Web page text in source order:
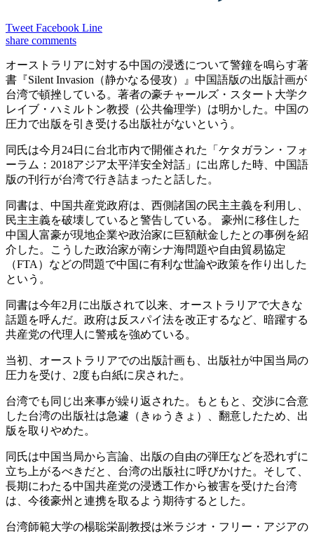
Tweet Facebook Line
share comments
オーストラリアに対する中国の浸透について警鐘を鳴らす著
書『Silent Invasion（静かなる侵攻）』中国語版の出版計画が
台湾で頓挫している。著者の豪チャールズ・スタート大学ク
レイブ・ハミルトン教授（公共倫理学）は明かした。中国の
圧力で出版を引き受ける出版社がないという。
同氏は今月24日に台北市内で開催された「ケタガラン・フォ
ーラム：2018アジア太平洋安全対話」に出席した時、中国語
版の刊行が台湾で行き詰まったと話した。
同書は、中国共産党政府は、西側諸国の民主主義を利用し、
民主主義を破壊していると警告している。 豪州に移住した
中国人富豪が現地企業や政治家に巨額献金したとの事例を紹
介した。こうした政治家が南シナ海問題や自由貿易協定
（FTA）などの問題で中国に有利な世論や政策を作り出した
という。
同書は今年2月に出版されて以来、オーストラリアで大きな
話題を呼んだ。政府は反スパイ法を改正するなど、暗躍する
共産党の代理人に警戒を強めている。
当初、オーストラリアでの出版計画も、出版社が中国当局の
圧力を受け、2度も白紙に戻された。
台湾でも同じ出来事が繰り返された。もともと、交渉に合意
した台湾の出版社は急遽（きゅうきょ）、翻意したため、出
版を取りやめた。
同氏は中国当局から言論、出版の自由の弾圧などを恐れずに
立ち上がるべきだと、台湾の出版社に呼びかけた。そして、
長期にわたる中国共産党の浸透工作から被害を受けた台湾
は、今後豪州と連携を取るよう期待するとした。
台湾師範大学の楊聡栄副教授は米ラジオ・フリー・アジアの